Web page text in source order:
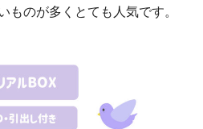
のが多くとても人気です。